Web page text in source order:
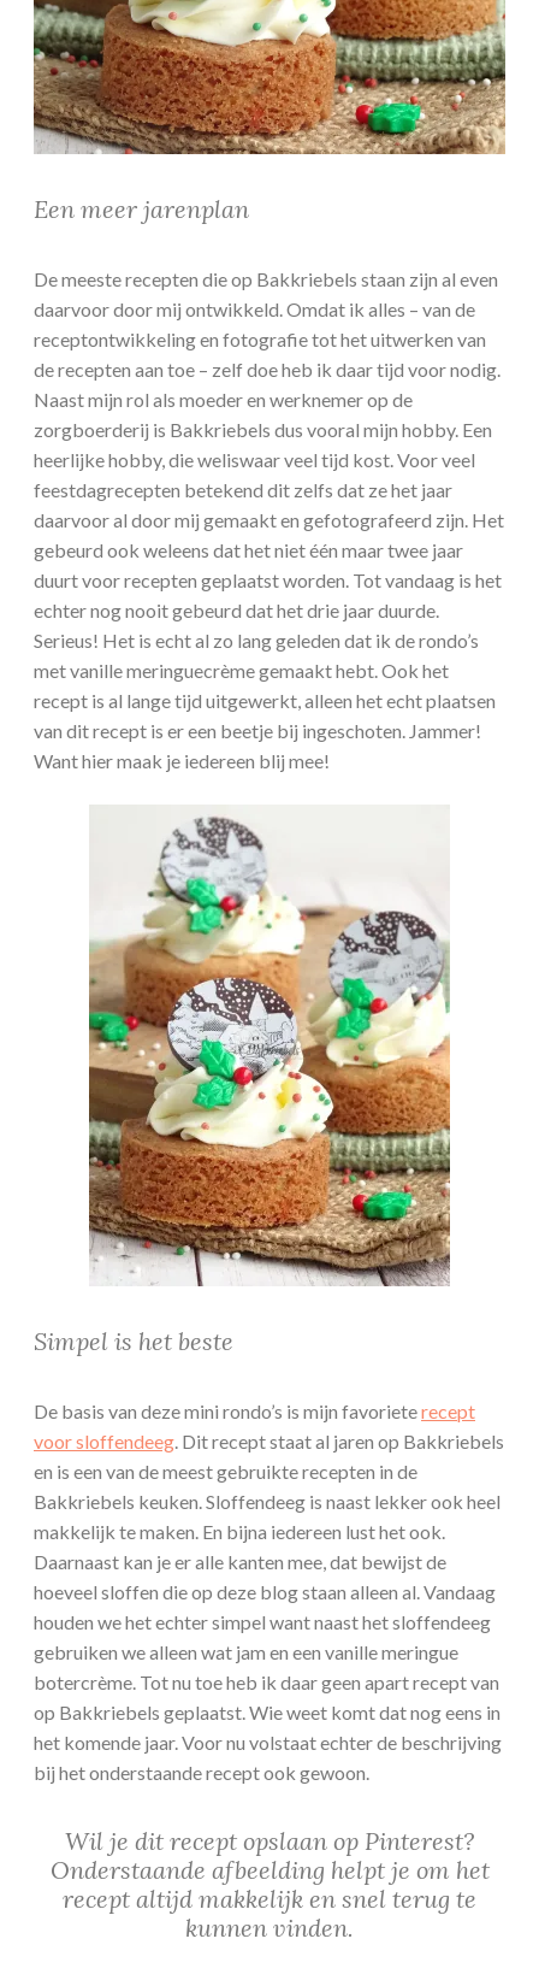
Een meer jarenplan
De meeste recepten die op Bakkriebels staan zijn al even
daarvoor door mij ontwikkeld. Omdat ik alles – van de
receptontwikkeling en fotografie tot het uitwerken van
de recepten aan toe – zelf doe heb ik daar tijd voor nodig.
Naast mijn rol als moeder en werknemer op de
zorgboerderij is Bakkriebels dus vooral mijn hobby. Een
heerlijke hobby, die weliswaar veel tijd kost. Voor veel
feestdagrecepten betekend dit zelfs dat ze het jaar
daarvoor al door mij gemaakt en gefotografeerd zijn. Het
gebeurd ook weleens dat het niet één maar twee jaar
duurt voor recepten geplaatst worden. Tot vandaag is het
echter nog nooit gebeurd dat het drie jaar duurde.
Serieus! Het is echt al zo lang geleden dat ik de rondo’s
met vanille meringuecrème gemaakt hebt. Ook het
recept is al lange tijd uitgewerkt, alleen het echt plaatsen
van dit recept is er een beetje bij ingeschoten. Jammer!
Want hier maak je iedereen blij mee!
Simpel is het beste
De basis van deze mini rondo’s is mijn favorieterecept
voor sloffendeeg. Dit recept staat al jaren op Bakkriebels
en is een van de meest gebruikte recepten in de
Bakkriebels keuken. Sloffendeeg is naast lekker ook heel
makkelijk te maken. En bijna iedereen lust het ook.
Daarnaast kan je er alle kanten mee, dat bewijst de
hoeveel sloffen die op deze blog staan alleen al. Vandaag
houden we het echter simpel want naast het sloffendeeg
gebruiken we alleen wat jam en een vanille meringue
botercrème. Tot nu toe heb ik daar geen apart recept van
op Bakkriebels geplaatst. Wie weet komt dat nog eens in
het komende jaar. Voor nu volstaat echter de beschrijving
bij het onderstaande recept ook gewoon.
Wil je dit recept opslaan op Pinterest?
Onderstaande afbeelding helpt je om het
recept altijd makkelijk en snel terug te
kunnen vinden.